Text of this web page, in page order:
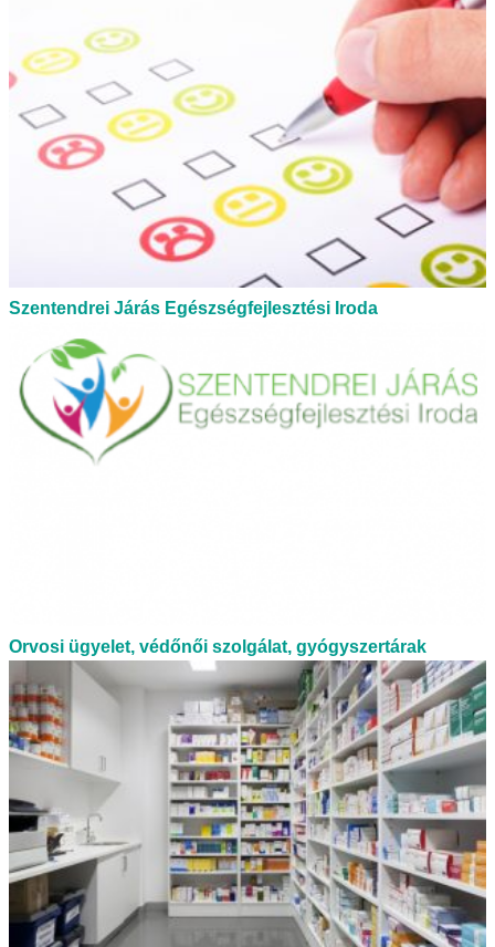
Szentendrei Járás Egészségfejlesztési Iroda
Orvosi ügyelet, védőnői szolgálat, gyógyszertárak